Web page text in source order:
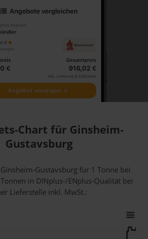
Chart für Ginsheim-
Gustavsburg
Gustavsburg für 1 Tonne bei
in DINplus-/ENplus-Qualität bei
Lieferstelle inkl. MwSt.: